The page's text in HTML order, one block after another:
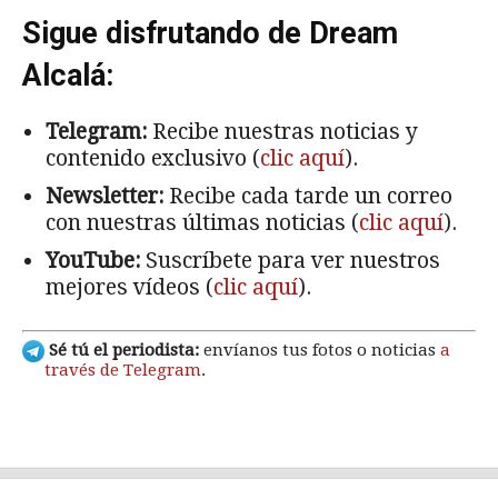
Sigue disfrutando de Dream
Alcalá:
Telegram: Recibe nuestras noticias y
contenido exclusivo (clic aquí).
Newsletter: Recibe cada tarde un correo
con nuestras últimas noticias (clic aquí).
YouTube: Suscríbete para ver nuestros
mejores vídeos (clic aquí).
Sé tú el periodista: envíanos tus fotos o noticias a
través de Telegram.